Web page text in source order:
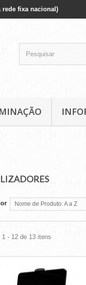
rede fixa nacional)
Nome de Produto: A a Z
1 - 12 de 13 itens